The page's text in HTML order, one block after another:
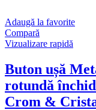
Adaugă la favorite
Compară
Vizualizare rapidă
Buton ușă
rotundă
Crom &